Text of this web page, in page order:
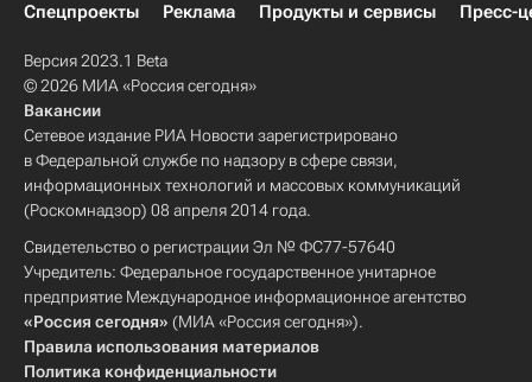
Спецпроекты
Реклама Продукты и сервисы Пресс-
Версия 2023.1 Beta
© 2026 МИА «Россия сегодня»
Вакансии
Сетевое издание РИА Новости зарегистрировано
в Федеральной службе по надзору в сфере связи,
информационных технологий и массовых коммуникаций
(Роскомнадзор) 08 апреля 2014 года.
Свидетельство о регистрации Эл № ФС77-57640
Учредитель: Федеральное государственное унитарное
предприятие Международное информационное агентство
«Россия сегодня» (МИА «Россия сегодня»).
Правила использования материалов
Политика конфиденциальности